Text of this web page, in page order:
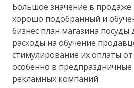
Большое значение в продаже
хорошо подобранный и
бизнес план магазина
расходы на обучение
стимулирование их оплаты
особенно в
рекламных компаний.